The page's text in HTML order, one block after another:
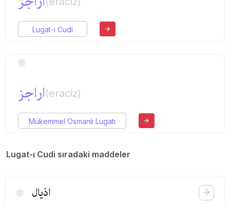
Lugat-ı Cudi
اراجز(eraciz)
Mükemmel Osmanlı Lugatı
Lugat-ı Cudi sıradaki maddeler
اذیال